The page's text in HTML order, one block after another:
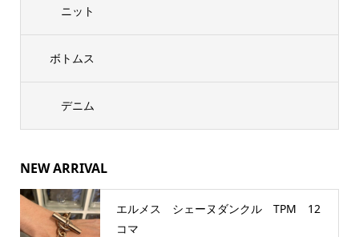
ニット
ボトムス
デニム
NEW ARRIVAL
エルメス シェーヌダンクル TPM 12
コマ